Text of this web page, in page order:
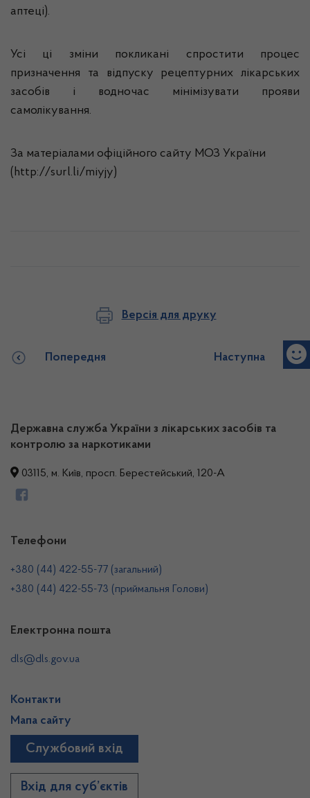
аптеці).
Усі ці зміни покликані спростити процес
призначення та відпуску рецептурних лікарських
засобів і водночас мінімізувати прояви
самолікування.
За матеріалами офіційного сайту МОЗ України
(http://surl.li/miyjy)
Версія для друку
Попередня Наступна
Державна служба України з лікарських засобів та
контролю за наркотиками
03115, м. Київ, просп. Берестейський, 120-А
Телефони
+380 (44) 422-55-77 (загальний)
+380 (44) 422-55-73 (приймальня Голови)
Електронна пошта
dls@dls.gov.ua
Контакти
Мапа сайту
Службовий вхід
Вхід для суб’єктів